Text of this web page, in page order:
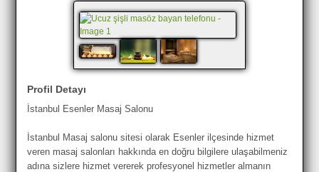
Profil Detayı
İstanbul Esenler Masaj Salonu
İstanbul Masaj salonu sitesi olarak Esenler ilçesinde hizmet
veren masaj salonları hakkında en doğru bilgilere ulaşabilmeniz
adına sizlere hizmet vererek profesyonel hizmetler almanın